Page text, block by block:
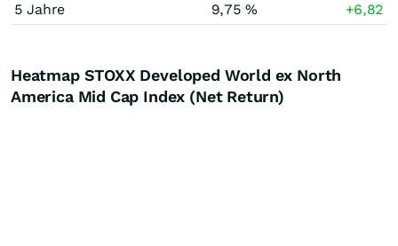
5 Jahre
9,75 % +6,82
Heatmap STOXX Developed World ex North
America Mid Cap Index (Net Return)